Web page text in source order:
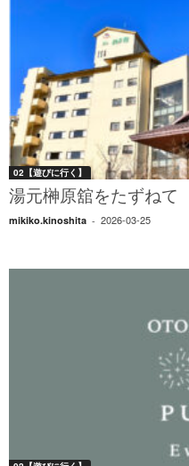
02【遊びに行く】
湯元榊原舘をたずねて
mikiko.kinoshita - 2026-03-25